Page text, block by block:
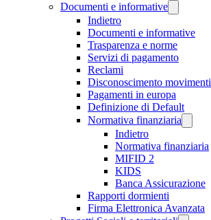
Documenti e informative
Indietro
Documenti e informative
Trasparenza e norme
Servizi di pagamento
Reclami
Disconoscimento movimenti
Pagamenti in europa
Definizione di Default
Normativa finanziaria
Indietro
Normativa finanziaria
MIFID 2
KIDS
Banca Assicurazione
Rapporti dormienti
Firma Elettronica Avanzata